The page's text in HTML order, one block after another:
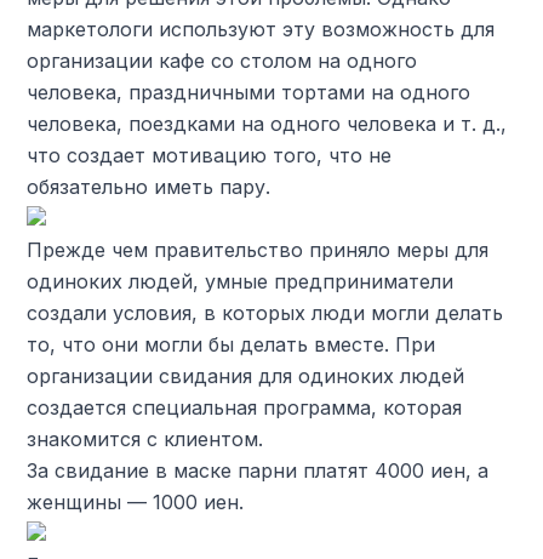
маркетологи используют эту возможность для
организации кафе со столом на одного
человека, праздничными тортами на одного
человека, поездками на одного человека и т. д.,
что создает мотивацию того, что не
обязательно иметь пару.
Прежде чем правительство приняло меры для
одиноких людей, умные предприниматели
создали условия, в которых люди могли делать
то, что они могли бы делать вместе. При
организации свидания для одиноких людей
создается специальная программа, которая
знакомится с клиентом.
За свидание в маске парни платят 4000 иен, а
женщины — 1000 иен.